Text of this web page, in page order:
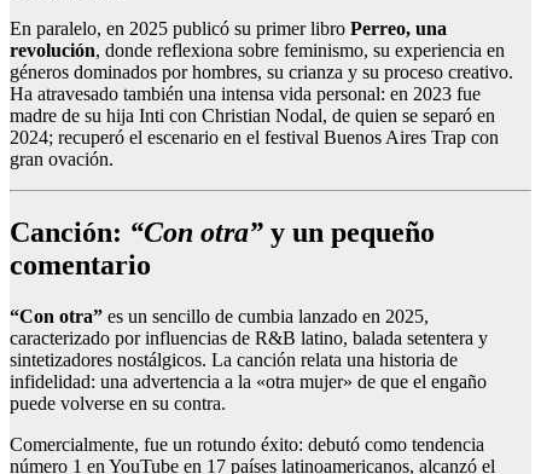
En paralelo, en 2025 publicó su primer libro Perreo, una
revolución, donde reflexiona sobre feminismo, su experiencia en
géneros dominados por hombres, su crianza y su proceso creativo.
Ha atravesado también una intensa vida personal: en 2023 fue
madre de su hija Inti con Christian Nodal, de quien se separó en
2024; recuperó el escenario en el festival Buenos Aires Trap con
gran ovación.
Canción: “Con otra” y un pequeño
comentario
“Con otra” es un sencillo de cumbia lanzado en 2025,
caracterizado por influencias de R&B latino, balada setentera y
sintetizadores nostálgicos. La canción relata una historia de
infidelidad: una advertencia a la «otra mujer» de que el engaño
puede volverse en su contra.
Comercialmente, fue un rotundo éxito: debutó como tendencia
número 1 en YouTube en 17 países latinoamericanos, alcanzó el